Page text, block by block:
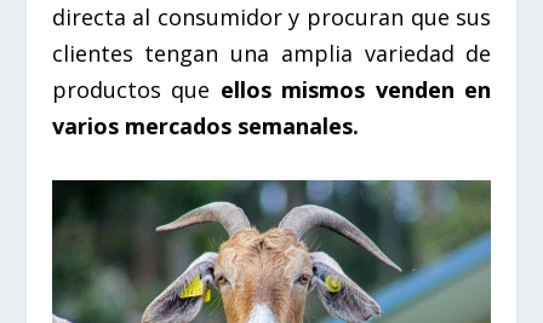
directa al consumidor y procuran que sus
clientes tengan una amplia variedad de
productos que ellos mismos venden en
varios mercados semanales.